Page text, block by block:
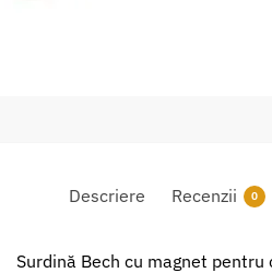
Descriere Recenzii 0
Surdină Bech cu magnet pentru